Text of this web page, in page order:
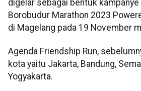
digelar sebagai bentuk kampanye
Borobudur Marathon 2023
di Magelang pada 19 November
Agenda Friendship Run,
kota yaitu Jakarta, Bandung,
Yogyakarta.